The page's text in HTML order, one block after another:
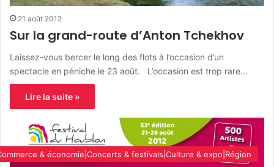
21 août 2012
Sur la grand-route d’Anton Tchekhov
Laissez-vous bercer le long des flots à l’occasion d’un
spectacle en péniche le 23 août. L’occasion est trop rare…
Lire la suite »
& économie|Concerts & festivals|Culture & expo|Région